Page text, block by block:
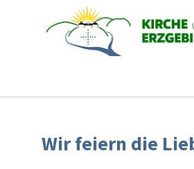
Wir feiern die